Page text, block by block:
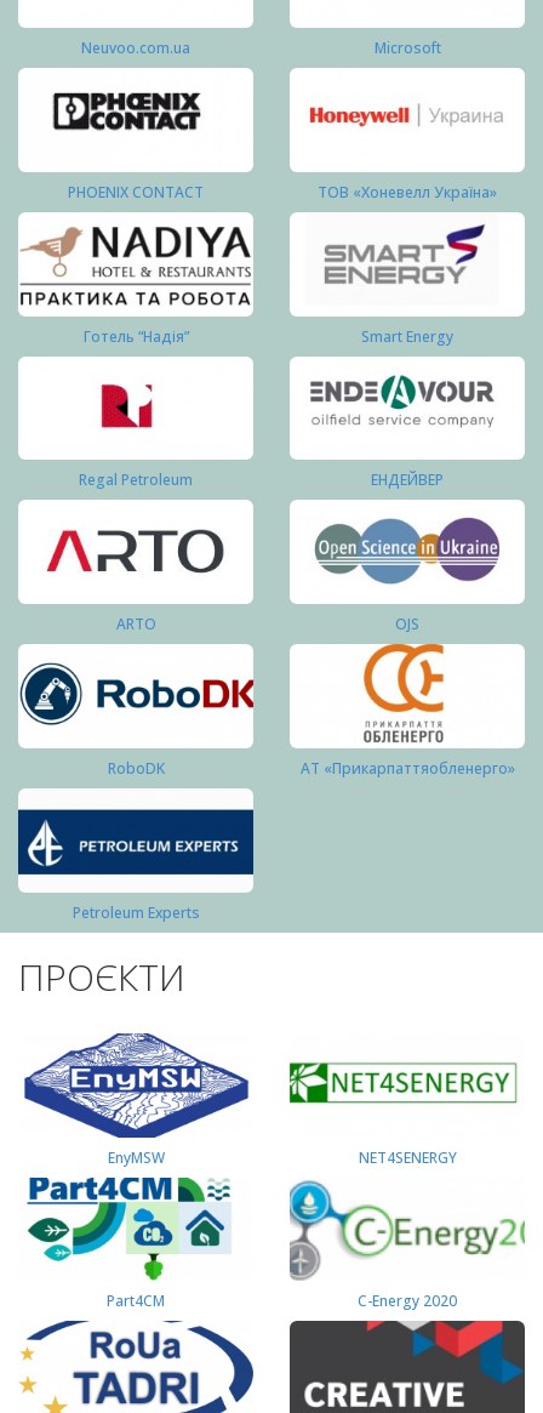
Neuvoo.com.ua Microsoft
PHOENIX CONTACT ТОВ «Хоневелл Україна»
Готель “Надія” Smart Energy
Regal Petroleum ЕНДЕЙВЕР
ARTO OJS
RoboDK АТ «Прикарпаттяобленерго»
Petroleum Experts
ПРОЄКТИ
EnyMSW NET4SENERGY
Part4СМ C-Energy 2020